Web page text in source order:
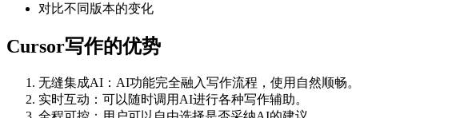
对比不同版本的变化
Cursor写作的优势
无缝集成AI：AI功能完全融入写作流程，使用自然顺畅。
实时互动：可以随时调用AI进行各种写作辅助。